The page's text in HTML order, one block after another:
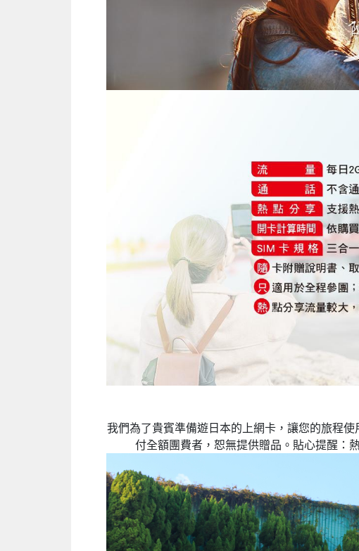
我們為了貴賓準備遊日本的上網卡，讓您的旅程
付全額團費者，恕無提供贈品。貼心提醒：